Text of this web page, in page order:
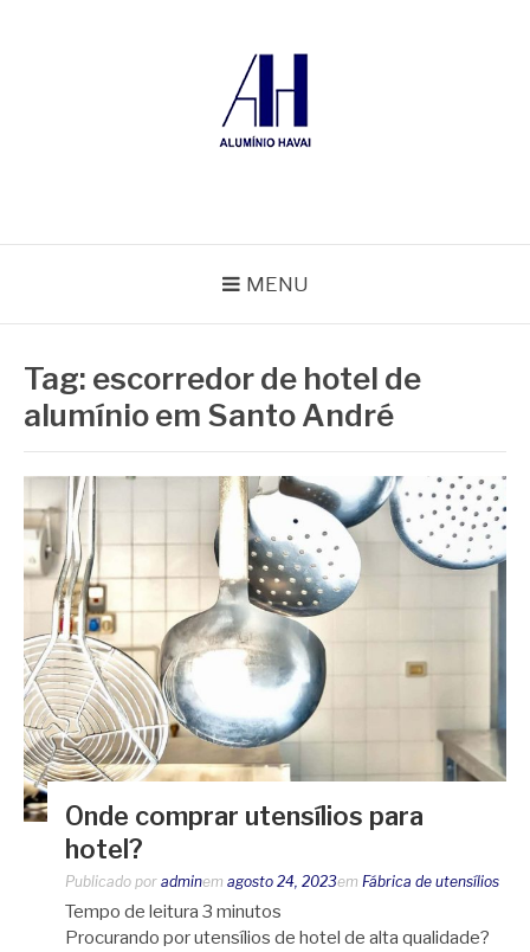
MENU
Tag: escorredor de hotel de
alumínio em Santo André
Onde comprar utensílios para
hotel?
Publicado por adminem agosto 24, 2023em Fábrica de utensílios
Tempo de leitura 3 minutos
Procurando por utensílios de hotel de alta qualidade?